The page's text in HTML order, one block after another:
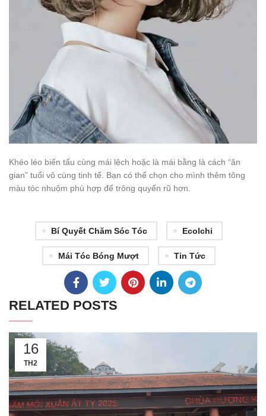
Khéo léo biến tấu cùng mái lệch hoặc là mái bằng là cách “ăn
gian” tuổi vô cùng tinh tế. Bạn có thể chọn cho mình thêm tông
màu tóc nhuộm phù hợp để trông quyến rũ hơn.
Bí Quyết Chăm Sóc Tóc Ecolchi
Mái Tóc Bóng Mượt Tin Tức
RELATED POSTS
16
TH2